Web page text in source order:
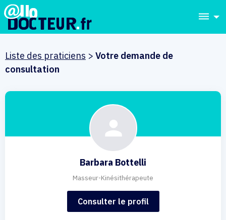
dehaze
Liste des praticiens > Votre demande de
consultation
Barbara Bottelli
Masseur-Kinésithérapeute
Consulter le profil